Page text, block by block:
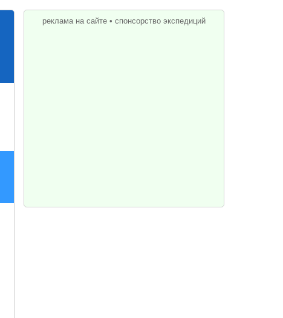
реклама на сайте• спонсорство экспедиций